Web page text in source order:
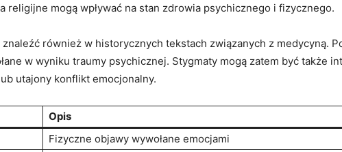
religijne mogą ​wpływać na stan zdrowia psychicznego i fizycznego.
również w⁣ historycznych tekstach związanych z medycyną.
w wyniku traumy psychicznej. Stygmaty mogą zatem być także
‌utajony konflikt emocjonalny.
Opis
Fizyczne ‍objawy wywołane ⁤emocjami